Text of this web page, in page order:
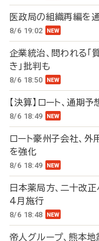
医政局の組織再編
8/6 19:02
企業統治、問われる
き」批判も
8/6 18:50
【決算】ロート、通
8/6 18:49
ロート豪州子会社、
を強化
8/6 18:49
日本薬局方、二十
4月施行
8/6 18:48
帝人グループ、熊本